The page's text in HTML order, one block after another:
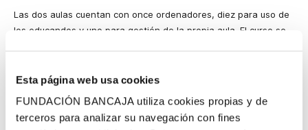
Esta página web usa cookies
FUNDACIÓN BANCAJA utiliza cookies propias y de
terceros para analizar su navegación con fines
Las dos aulas cuentan con once ordenadores, diez para uso de
los educandos y uno para gestión de la propia aula. El curso se
el año pasado se actualizó el software de ambas aulas y
Bancaja renovó los 11 equipos del Centro Social Gastón
Castelló.